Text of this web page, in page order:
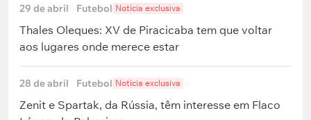
29 de abril Futebol Notícia exclusiva
Thales Oleques: XV de Piracicaba tem que voltar
aos lugares onde merece estar
28 de abril Futebol Notícia exclusiva
Zenit e Spartak, da Rússia, têm interesse em Flaco